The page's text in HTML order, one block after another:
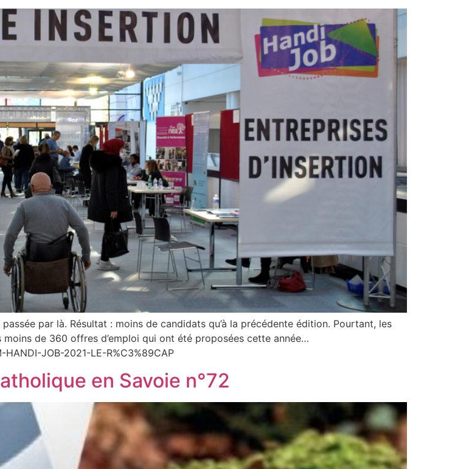
par là. Résultat : moins de candidats qu’à la précédente édition. Pourtant, les
moins de 360 offres d’emploi qui ont été proposées cette année…
JOB-2021-LE-R%C3%89CAP
en Savoie n°72